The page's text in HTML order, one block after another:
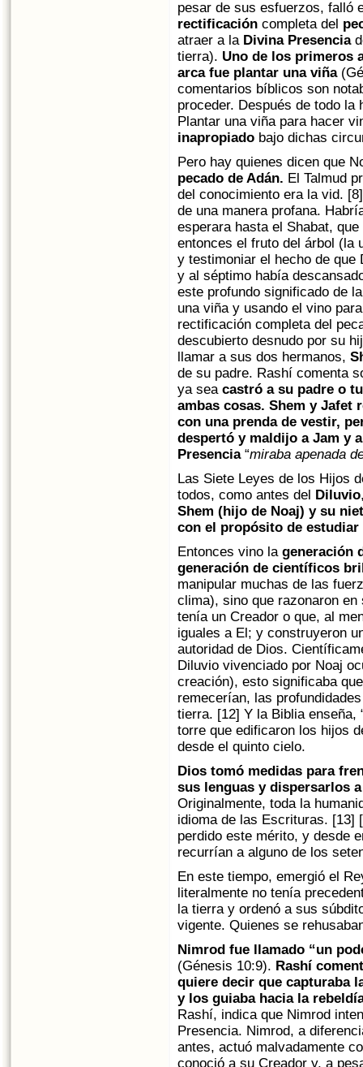
pesar de sus esfuerzos, falló
rectificación completa del
atraer a la Divina Presencia
tierra). Uno de los primeros
arca fue plantar una viña
comentarios bíblicos son
proceder. Después de todo la
Plantar una viña para hacer
inapropiado bajo dichas
Pero hay quienes dicen que
pecado de Adán. El Talmud
del conocimiento era la vid.
de una manera profana.
esperara hasta el Shabat,
entonces el fruto del árbol (la
y testimoniar el hecho de
y al séptimo había
este profundo significado de
una viña y usando el vino
rectificación completa del
descubierto desnudo por su
llamar a sus dos hermanos,
de su padre. Rashí comenta
ya sea castró a su padre o
ambas cosas. Shem y Jafet
con una prenda de vestir,
despertó y maldijo a Jam y
Presencia“miraba apenada
Las Siete Leyes de los Hijos
todos, como antes del Diluvio
Shem (hijo de Noaj) y su
con el propósito de
Entonces vino la generación
generación de científicos
manipular muchas de las
clima), sino que razonaron
tenía un Creador o que, al
iguales a El; y construyeron
autoridad de Dios.
Diluvio vivenciado por Noaj
creación), esto significaba
remecerían, las
tierra. [12] Y la Biblia enseña,
torre que edificaron los hijos
desde el quinto cielo.
Dios tomó medidas para
sus lenguas y dispersarlos
Originalmente, toda la
idioma de las Escrituras. [13]
perdido este mérito, y desde
recurrían a alguno de los
En este tiempo, emergió el
literalmente no tenía
la tierra y ordenó a sus
vigente. Quienes se
Nimrod fue llamado “un
(Génesis 10:9). Rashí
quiere decir que capturaba
y los guiaba hacia la
Rashí, indica que Nimrod
Presencia. Nimrod, a
antes, actuó malvadamente
conoció a su Creador y, a